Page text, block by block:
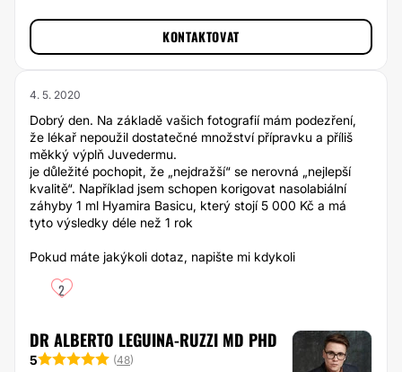
KONTAKTOVAT
4. 5. 2020
Dobrý den. Na základě vašich fotografií mám podezření,
že lékař nepoužil dostatečné množství přípravku a příliš
měkký výplň Juvedermu.
je důležité pochopit, že „nejdražší“ se nerovná „nejlepší
kvalitě“. Například jsem schopen korigovat nasolabiální
záhyby 1 ml Hyamira Basicu, který stojí 5 000 Kč a má
tyto výsledky déle než 1 rok
Pokud máte jakýkoli dotaz, napište mi kdykoli
2
DR ALBERTO LEGUINA-RUZZI MD PHD
5 (48)